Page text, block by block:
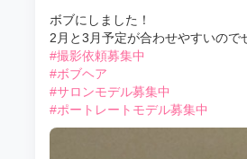
ボブにしました！
2月と3月予定が合わせやすいの
#撮影依頼募集中
#ボブヘア
#サロンモデル募集中
#ポートレートモデル募集中